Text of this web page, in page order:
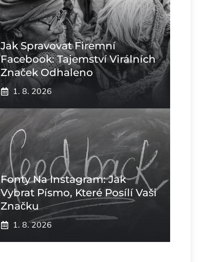
Jak Spravovat Firemní
Facebook: Tajemství Virálních
Značek Odhaleno
1. 8. 2026
Fonty Na Instagram: Jak
Vybrat Písmo, Které Posílí Vaši
Značku
1. 8. 2026